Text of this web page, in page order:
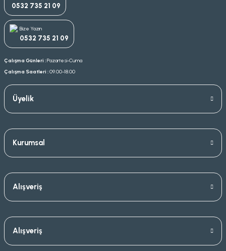
0532 735 21 09
Bize Yazın
0532 735 21 09
Çalışma Günleri :Pazartesi-Cuma
Çalışma Saatleri :09.00-18.00
Üyelik
Kurumsal
Alışveriş
Alışveriş